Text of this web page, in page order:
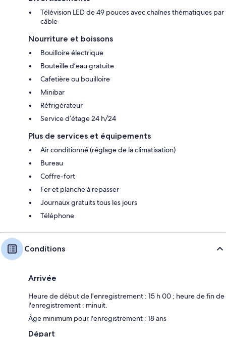
Télévision LED de 49 pouces avec chaînes thématiques par
câble
Nourriture et boissons
Bouilloire électrique
Bouteille d’eau gratuite
Cafetière ou bouilloire
Minibar
Réfrigérateur
Service d’étage 24 h/24
Plus de services et équipements
Air conditionné (réglage de la climatisation)
Bureau
Coffre-fort
Fer et planche à repasser
Journaux gratuits tous les jours
Téléphone
Conditions
Arrivée
Heure de début de l'enregistrement : 15 h 00 ; heure de fin de
l'enregistrement : minuit.
Âge minimum pour l'enregistrement : 18 ans
Départ